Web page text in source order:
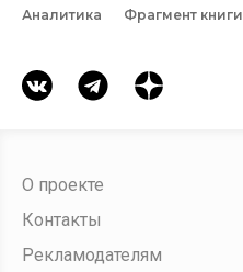
Аналитика
Фрагмент книги
О проекте
Контакты
Рекламодателям